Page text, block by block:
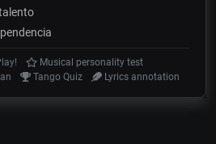
Musical personality test
Tango Quiz Lyrics annotation